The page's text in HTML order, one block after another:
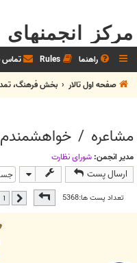
مرکز
راهنما Rules تماس
صفحه اول تالار
بخش فرهنگ،
مشاعره / خواهشمندم
مدیر انجمن: شوراي نظارت
ارسال پست
تعداد پست ها:5368
صفحه110از 448 قبلی